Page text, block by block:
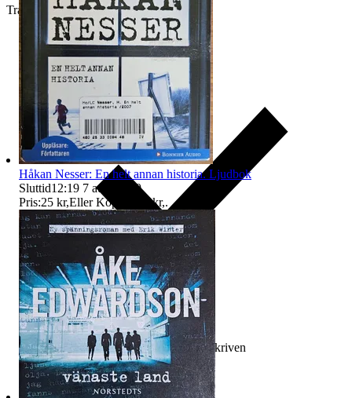
Traderas köparskydd
Ersättning om varan inte är som beskriven
Håkan Nesser: En helt annan historia. Ljudbok
Sluttid12:19 7 aug 12:19.
Pris:25 kr,Eller Köp nu 29 kr,.